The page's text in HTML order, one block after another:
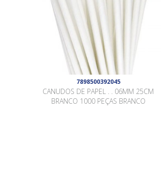
7898500392045
CANUDOS DE PAPEL . . 06MM 25CM
BRANCO 1000 PEÇAS BRANCO